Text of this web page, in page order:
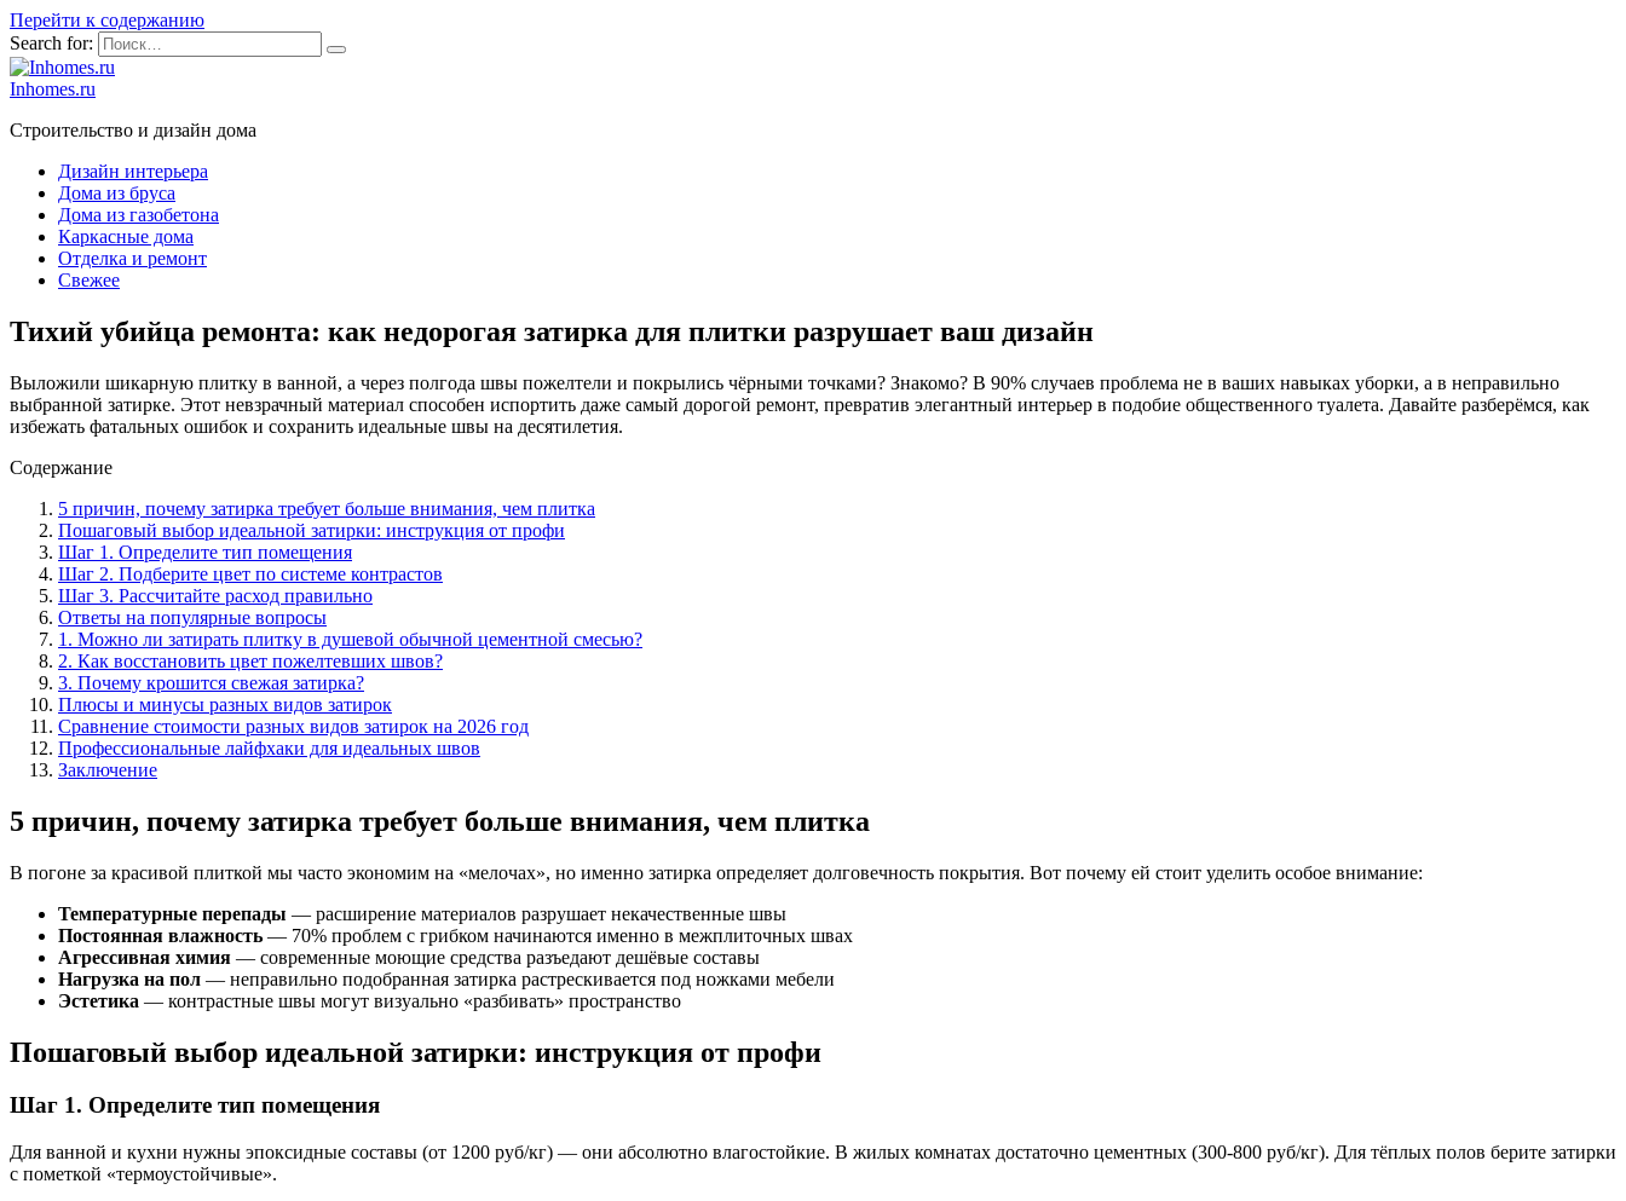
Перейти к содержанию
Search for:
Inhomes.ru
Строительство и дизайн дома
Дизайн интерьера
Дома из бруса
Дома из газобетона
Каркасные дома
Отделка и ремонт
Свежее
Тихий убийца ремонта: как недорогая затирка для плитки разрушает ваш дизайн
Выложили шикарную плитку в ванной, а через полгода швы пожелтели и покрылись чёрными точками? Знакомо? В 90% случаев проблема не в ваших навыках уборки, а в неправильно
выбранной затирке. Этот невзрачный материал способен испортить даже самый дорогой ремонт, превратив элегантный интерьер в подобие общественного туалета. Давайте разберёмся, как
избежать фатальных ошибок и сохранить идеальные швы на десятилетия.
Содержание
5 причин, почему затирка требует больше внимания, чем плитка
Пошаговый выбор идеальной затирки: инструкция от профи
Шаг 1. Определите тип помещения
Шаг 2. Подберите цвет по системе контрастов
Шаг 3. Рассчитайте расход правильно
Ответы на популярные вопросы
1. Можно ли затирать плитку в душевой обычной цементной смесью?
2. Как восстановить цвет пожелтевших швов?
3. Почему крошится свежая затирка?
Плюсы и минусы разных видов затирок
Сравнение стоимости разных видов затирок на 2026 год
Профессиональные лайфхаки для идеальных швов
Заключение
5 причин, почему затирка требует больше внимания, чем плитка
В погоне за красивой плиткой мы часто экономим на «мелочах», но именно затирка определяет долговечность покрытия. Вот почему ей стоит уделить особое внимание:
Температурные перепады — расширение материалов разрушает некачественные швы
Постоянная влажность — 70% проблем с грибком начинаются именно в межплиточных швах
Агрессивная химия — современные моющие средства разъедают дешёвые составы
Нагрузка на пол — неправильно подобранная затирка растрескивается под ножками мебели
Эстетика — контрастные швы могут визуально «разбивать» пространство
Пошаговый выбор идеальной затирки: инструкция от профи
Шаг 1. Определите тип помещения
Для ванной и кухни нужны эпоксидные составы (от 1200 руб/кг) — они абсолютно влагостойкие. В жилых комнатах достаточно цементных (300-800 руб/кг). Для тёплых полов берите затирки
с пометкой «термоустойчивые».